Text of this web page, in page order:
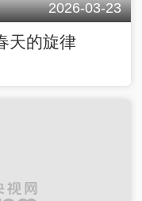
2026-03-23
天的旋律